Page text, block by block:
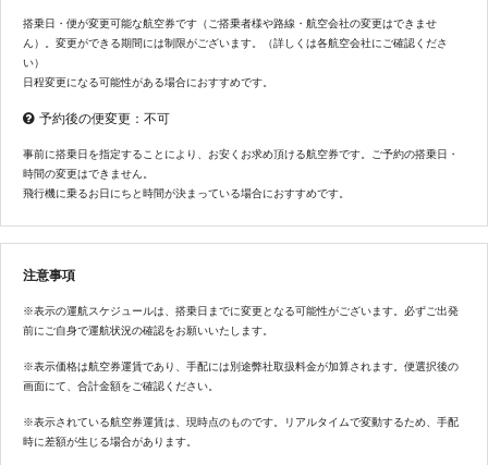
搭乗日・便が変更可能な航空券です（ご搭乗者様や路線・航空会社の変更はできませ
ん）。変更ができる期間には制限がございます。（詳しくは各航空会社にご確認くださ
い）
日程変更になる可能性がある場合におすすめです。
予約後の便変更：不可
事前に搭乗日を指定することにより、お安くお求め頂ける航空券です。ご予約の搭乗日・
時間の変更はできません。
飛行機に乗るお日にちと時間が決まっている場合におすすめです。
注意事項
※表示の運航スケジュールは、搭乗日までに変更となる可能性がございます。必ずご出発
前にご自身で運航状況の確認をお願いいたします。
※表示価格は航空券運賃であり、手配には別途弊社取扱料金が加算されます。便選択後の
画面にて、合計金額をご確認ください。
※表示されている航空券運賃は、現時点のものです。リアルタイムで変動するため、手配
時に差額が生じる場合があります。